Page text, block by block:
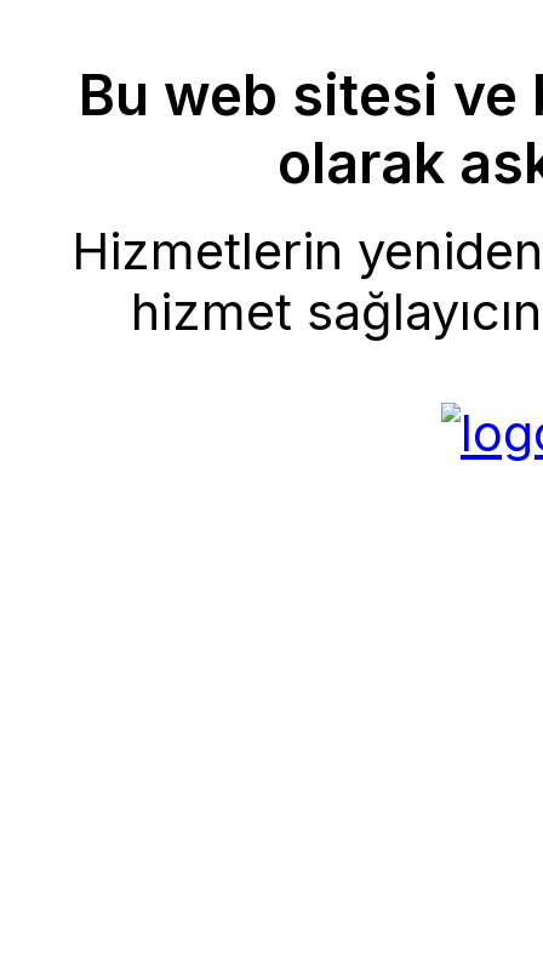
Bu web sitesi ve
olarak
Hizmetlerin
hizmet